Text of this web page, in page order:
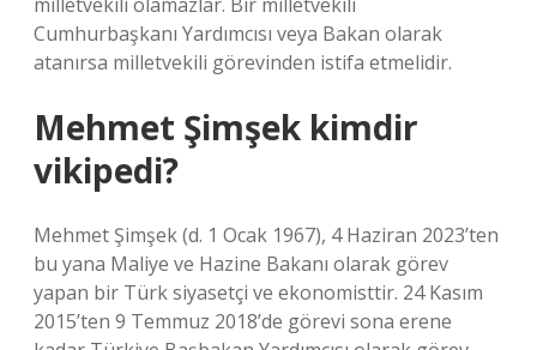
Cumhurbaşkanı Yardımcısı veya Bakan olarak
atanırsa milletvekili görevinden istifa etmelidir.
Mehmet Şimşek kimdir
vikipedi?
Mehmet Şimşek (d. 1 Ocak 1967), 4 Haziran 2023’ten
bu yana Maliye ve Hazine Bakanı olarak görev
yapan bir Türk siyasetçi ve ekonomisttir. 24 Kasım
2015’ten 9 Temmuz 2018’de görevi sona erene